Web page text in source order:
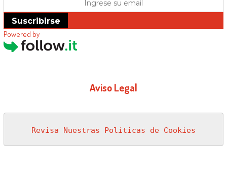
Suscribirse
Powered by
Aviso Legal
Revisa Nuestras Políticas de Cookies